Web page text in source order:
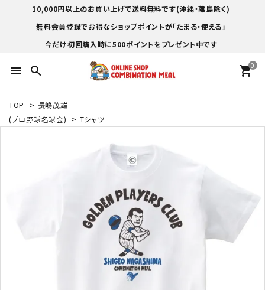
10,000円以上のお買い上げで送料無料です(沖縄・離島除く)
無料会員登録でお得なショップポイントが「たまる・使える」
今だけ初回購入時に500ポイントをプレゼント中です
menu search 0
shopping_cart
TOP > 長嶋茂雄
(プロ野球名球会)
> Tシャツ